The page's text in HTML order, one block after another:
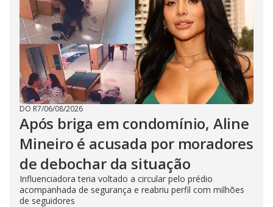
DO R7/06/08/2026
Após briga em condomínio, Aline
Mineiro é acusada por moradores
de debochar da situação
Influenciadora teria voltado a circular pelo prédio
acompanhada de segurança e reabriu perfil com milhões
de seguidores